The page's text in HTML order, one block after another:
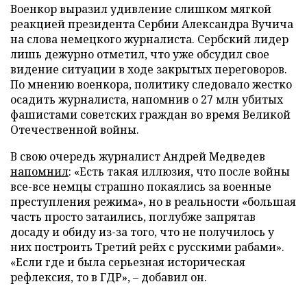
Военкор выразил удивление слишком мягкой
реакцией президента Сербии Александра Вучича
на слова немецкого журналиста. Сербский лидер
лишь дежурно отметил, что уже обсудил свое
видение ситуации в ходе закрытых переговоров.
По мнению военкора, политику следовало жестко
осадить журналиста, напомнив о 27 млн убитых
фашистами советских граждан во время Великой
Отечественной войны.
В свою очередь журналист Андрей Медведев
напомнил: «Есть такая иллюзия, что после войны
все-все немцы страшно покаялись за военные
преступления режима», но в реальности «большая
часть просто затаились, поглубже запрятав
досаду и обиду из-за того, что не получилось у
них построить Третий рейх с русскими рабами».
«Если где и была серьезная историческая
рефлексия, то в ГДР», – добавил он.